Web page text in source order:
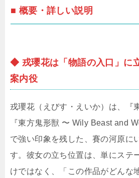
■ 概要・詳しい説明
◆ 戎瓔花は「物語の入口」に
案内役
戎瓔花（えびす・えいか）は、『
『東方鬼形獣 〜 Wily Beast and
で強い印象を残した、賽の河原に
す。彼女の立ち位置は、単にステ
けではなく、「この作品がどんな